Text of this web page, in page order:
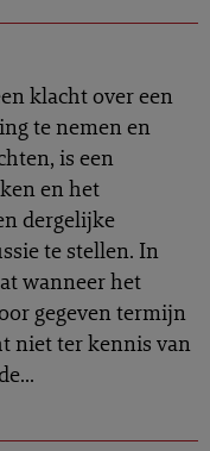
klacht over een
te nemen en
is een
en het
dergelijke
te stellen. In
wanneer het
gegeven termijn
niet ter kennis van